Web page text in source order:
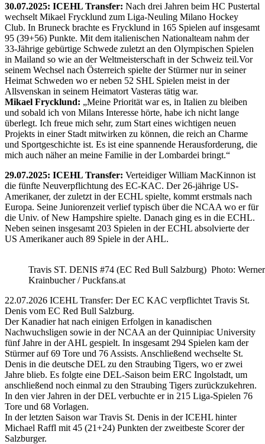
30.07.2025: ICEHL Transfer: Nach drei Jahren beim HC Pustertal
wechselt Mikael Frycklund zum Liga-Neuling Milano Hockey
Club. In Bruneck brachte es Frycklund in 165 Spielen auf insgesamt
95 (39+56) Punkte. Mit dem italienischen Nationalteam nahm der
33-Jährige gebürtige Schwede zuletzt an den Olympischen Spielen
in Mailand so wie an der Weltmeisterschaft in der Schweiz teil.Vor
seinem Wechsel nach Österreich spielte der Stürmer nur in seiner
Heimat Schweden wo er neben 52 SHL Spielen meist in der
Allsvenskan in seinem Heimatort Vasteras tätig war.
Mikael Frycklund: „Meine Priorität war es, in Italien zu bleiben
und sobald ich von Milans Interesse hörte, habe ich nicht lange
überlegt. Ich freue mich sehr, zum Start eines wichtigen neuen
Projekts in einer Stadt mitwirken zu können, die reich an Charme
und Sportgeschichte ist. Es ist eine spannende Herausforderung, die
mich auch näher an meine Familie in der Lombardei bringt.“
29.07.2025: ICEHL Transfer: Verteidiger William MacKinnon ist
die fünfte Neuverpflichtung des EC-KAC. Der 26-jährige US-
Amerikaner, der zuletzt in der ECHL spielte, kommt erstmals nach
Europa. Seine Juniorenzeit verlief typisch über die NCAA wo er für
die Univ. of New Hampshire spielte. Danach ging es in die ECHL.
Neben seinen insgesamt 203 Spielen in der ECHL absolvierte der
US Amerikaner auch 89 Spiele in der AHL.
Travis ST. DENIS #74 (EC Red Bull Salzburg) Photo: Werner
Krainbucher / Puckfans.at
22.07.2026 ICEHL Transfer: Der EC KAC verpflichtet Travis St.
Denis vom EC Red Bull Salzburg.
Der Kanadier hat nach einigen Erfolgen in kanadischen
Nachwuchsligen sowie in der NCAA an der Quinnipiac University
fünf Jahre in der AHL gespielt. In insgesamt 294 Spielen kam der
Stürmer auf 69 Tore und 76 Assists. Anschließend wechselte St.
Denis in die deutsche DEL zu den Straubing Tigers, wo er zwei
Jahre blieb. Es folgte eine DEL-Saison beim ERC Ingolstadt, um
anschließend noch einmal zu den Straubing Tigers zurückzukehren.
In den vier Jahren in der DEL verbuchte er in 215 Liga-Spielen 76
Tore und 68 Vorlagen.
In der letzten Saison war Travis St. Denis in der ICEHL hinter
Michael Raffl mit 45 (21+24) Punkten der zweitbeste Scorer der
Salzburger.